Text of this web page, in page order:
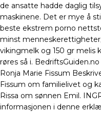
de ansatte hadde daglig
maskinene. Det er mye å
beste ekstrem porno
minst
vikingmelk og 150 gr melis
røres så i.
Ronja Marie Fissum
Fissum om familielivet og
Rissa om sønnen Emil.
informasjonen i denne